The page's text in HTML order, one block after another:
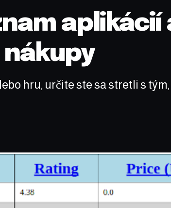
aplikácií
hru, určite ste sa stretli s